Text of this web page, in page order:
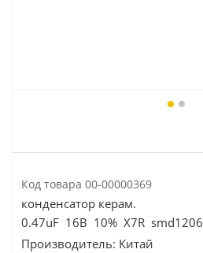
Код товара 00-00000369
конденсатор керам.
0.47uF 16В 10% X7R smd1206
Производитель: Китай